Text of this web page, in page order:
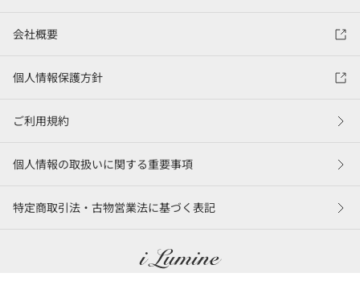
会社概要
個人情報保護方針
ご利用規約
個人情報の取扱いに関する重要事項
特定商取引法・古物営業法に基づく表記